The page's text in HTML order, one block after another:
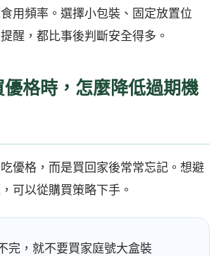
用頻率。選擇小包裝、固定放置位
醒，都比事後判斷安全得多。
格時，怎麼降低過期機
優格，而是買回家後常常忘記。想避
可以從購買策略下手。
完，就不要買家庭號大盒裝